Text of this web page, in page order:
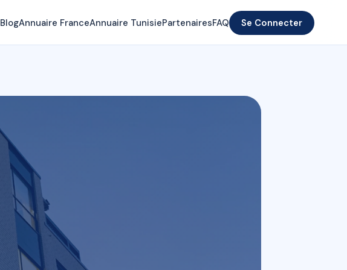
BlogAnnuaire FranceAnnuaire TunisiePartenairesFAQ Se Connecter